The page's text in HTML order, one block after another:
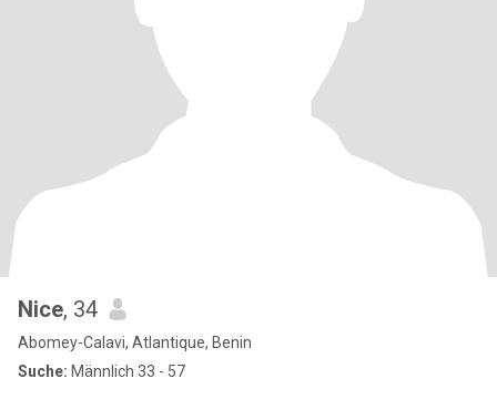
Nice, 34
Abomey-Calavi, Atlantique, Benin
Suche: Männlich 33 - 57